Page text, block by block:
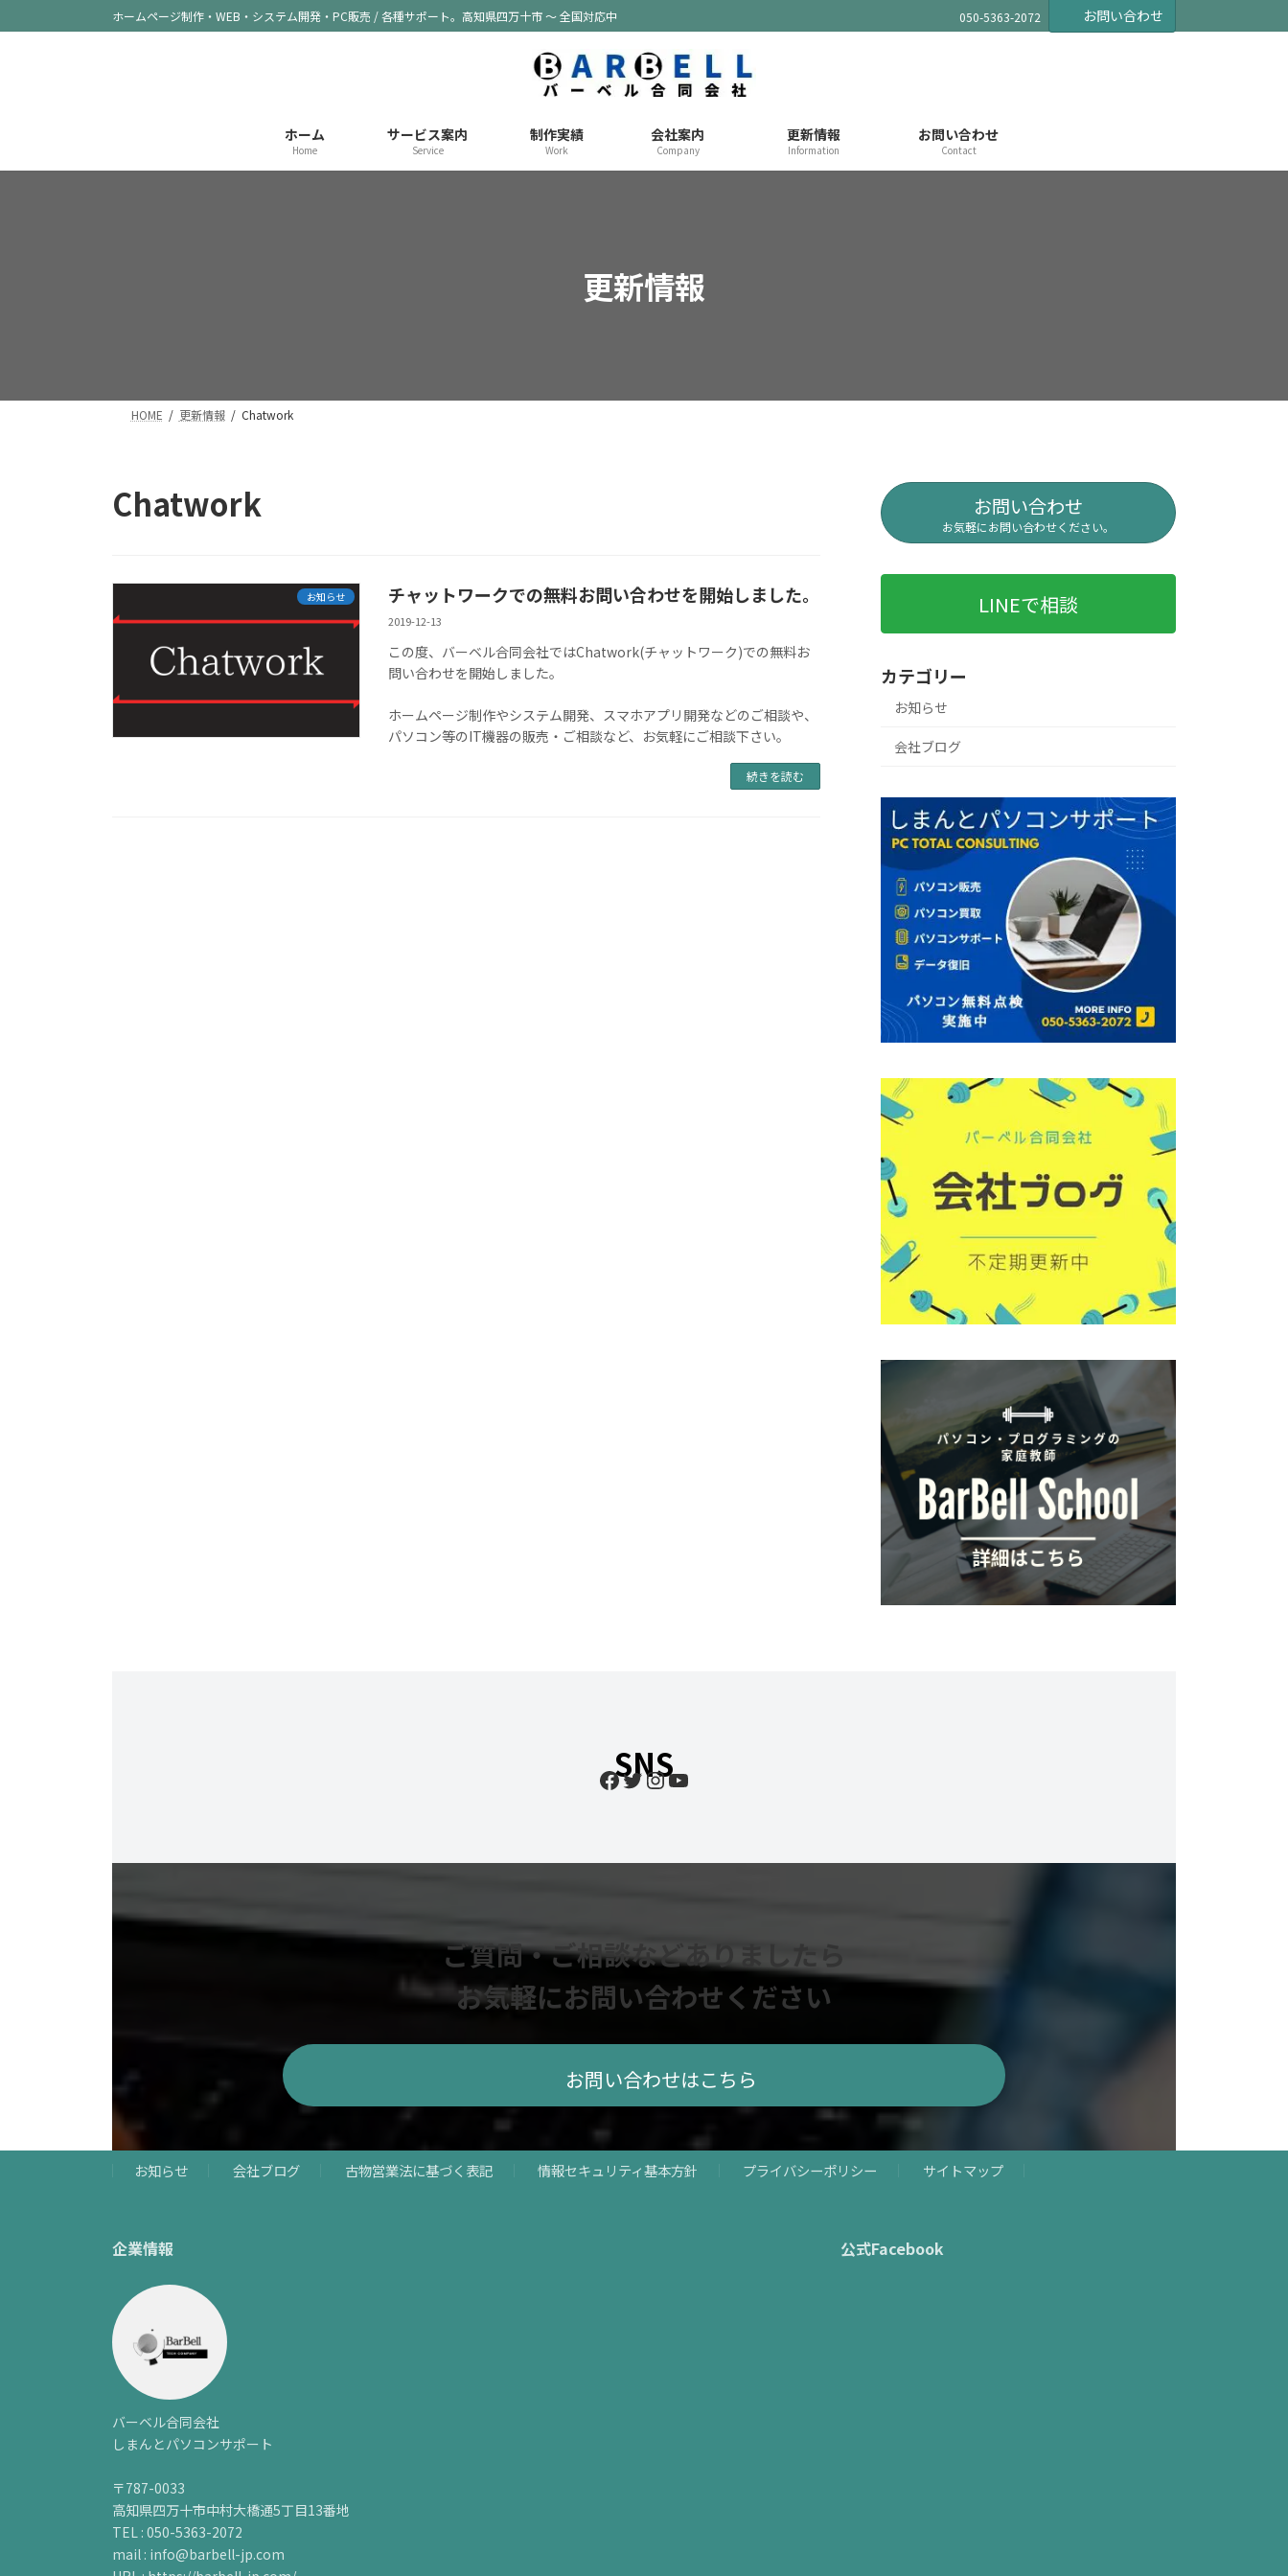
ン
キ
ビ
に
ホームページ制作・WEB・システム開発・PC販売 / 各種サポート。高知県四万十市 ～ 全国対応中 050-5363-2072 お問い合わせ
ホーム
Home
サービス案内
Service
制作実績
Work
会社案内
Company
更新情報
Information
お問い合わせ
Contact
更新情報
HOME 更新情報 Chatwork
Chatwork
お知らせ チャットワークでの無料お問い合わせを開始しました。
2019-12-13
この度、バーベル合同会社ではChatwork(チャットワーク)での無料お
問い合わせを開始しました。
ホームページ制作やシステム開発、スマホアプリ開発などのご相談や、
パソコン等のIT機器の販売・ご相談など、お気軽にご相談下さい。
続きを読む
お問い合わせ
お気軽にお問い合わせください。
LINEで相談
カテゴリー
お知らせ
会社ブログ
SNS
Facebook
Twitter
Instagram
YouTube
ご質問・ご相談などありましたら
お気軽にお問い合わせください
お問い合わせはこちら
お知らせ 会社ブログ 古物営業法に基づく表記 情報セキュリティ基本方針 プライバシーポリシー サイトマップ
企業情報
バーベル合同会社
しまんとパソコンサポート
〒787-0033
高知県四万十市中村大橋通5丁目13番地
TEL : 050-5363-2072
mail : info@barbell-jp.com
公式Facebook